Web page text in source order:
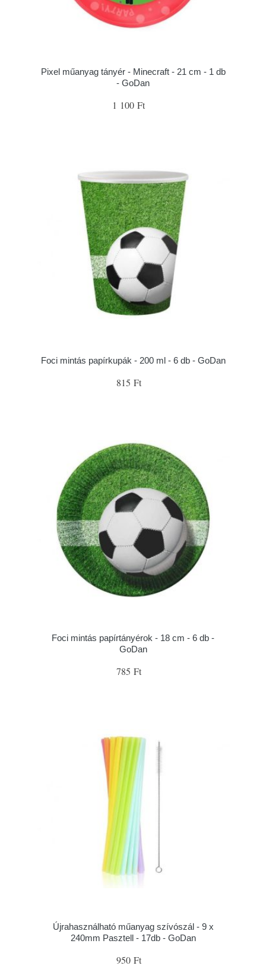
Pixel műanyag tányér - Minecraft - 21 cm - 1 db
- GoDan
1 100 Ft
Foci mintás papírkupák - 200 ml - 6 db - GoDan
815 Ft
Foci mintás papírtányérok - 18 cm - 6 db -
GoDan
785 Ft
Újrahasználható műanyag szívószál - 9 x
240mm Pasztell - 17db - GoDan
950 Ft